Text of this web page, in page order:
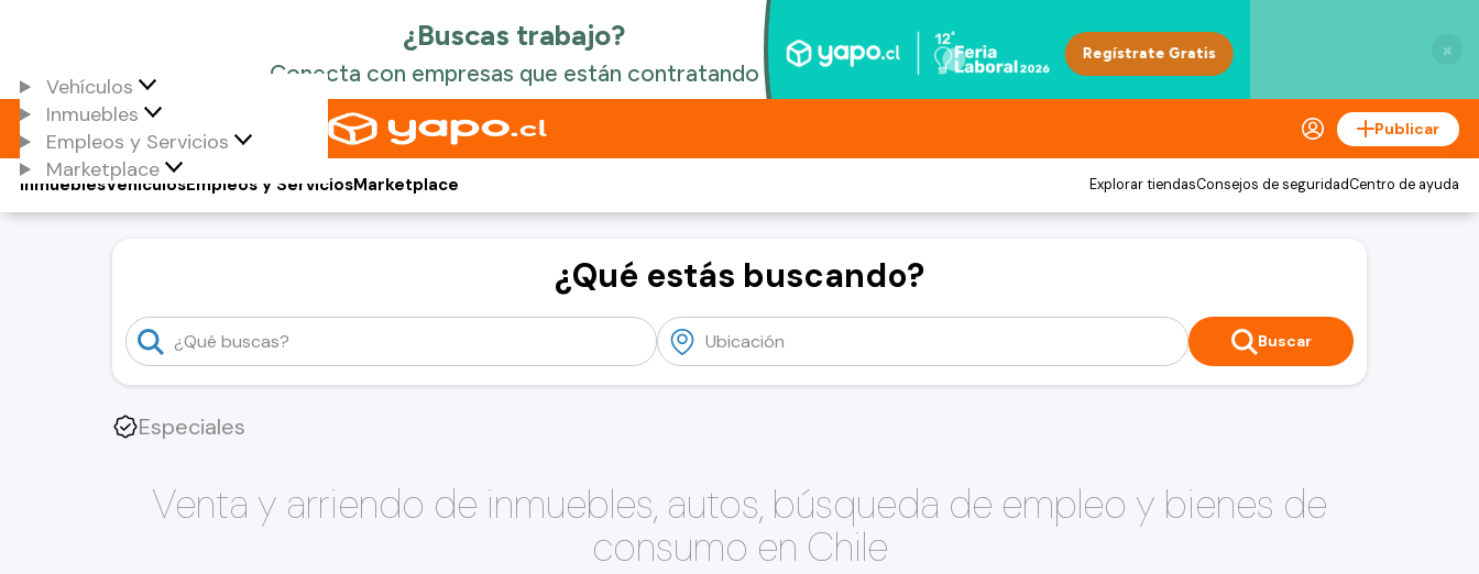
×
Vehículos
Inmuebles
Empleos y Servicios
Marketplace
Publicar
Vehículos
Inmuebles Empleos y ServiciosMarketplace Explorar tiendasConsejos de seguridadCentro de ayuda
¿Qué estás buscando?
Buscar
Especiales
Venta y arriendo de inmuebles, autos, búsqueda de empleo y bienes de
consumo en Chile